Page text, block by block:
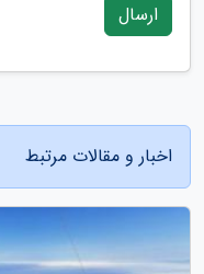
ارسال
اخبار و مقالات مرتبط